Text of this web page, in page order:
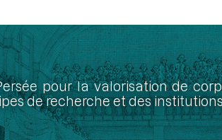
pour la valorisation de
de recherche et des